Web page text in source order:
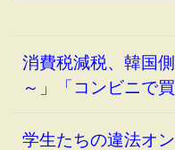
消費税減税、韓国
～」「コンビニで
学生たちの違法オ